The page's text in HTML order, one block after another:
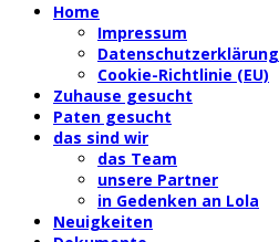
Home
Impressum
Datenschutzerklärung
Cookie-Richtlinie (EU)
Zuhause gesucht
Paten gesucht
das sind wir
das Team
unsere Partner
in Gedenken an Lola
Neuigkeiten